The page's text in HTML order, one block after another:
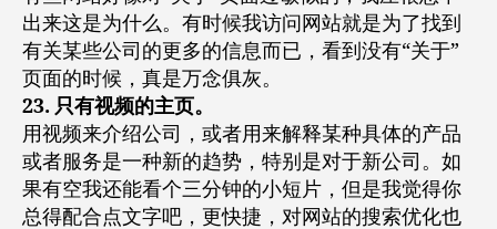
出来这是为什么。有时候我访问网站就是为了找到
有关某些公司的更多的信息而已，看到没有“关于”
页面的时候，真是万念俱灰。
23. 只有视频的主页。
用视频来介绍公司，或者用来解释某种具体的产品
或者服务是一种新的趋势，特别是对于新公司。如
果有空我还能看个三分钟的小短片，但是我觉得你
总得配合点文字吧，更快捷，对网站的搜索优化也